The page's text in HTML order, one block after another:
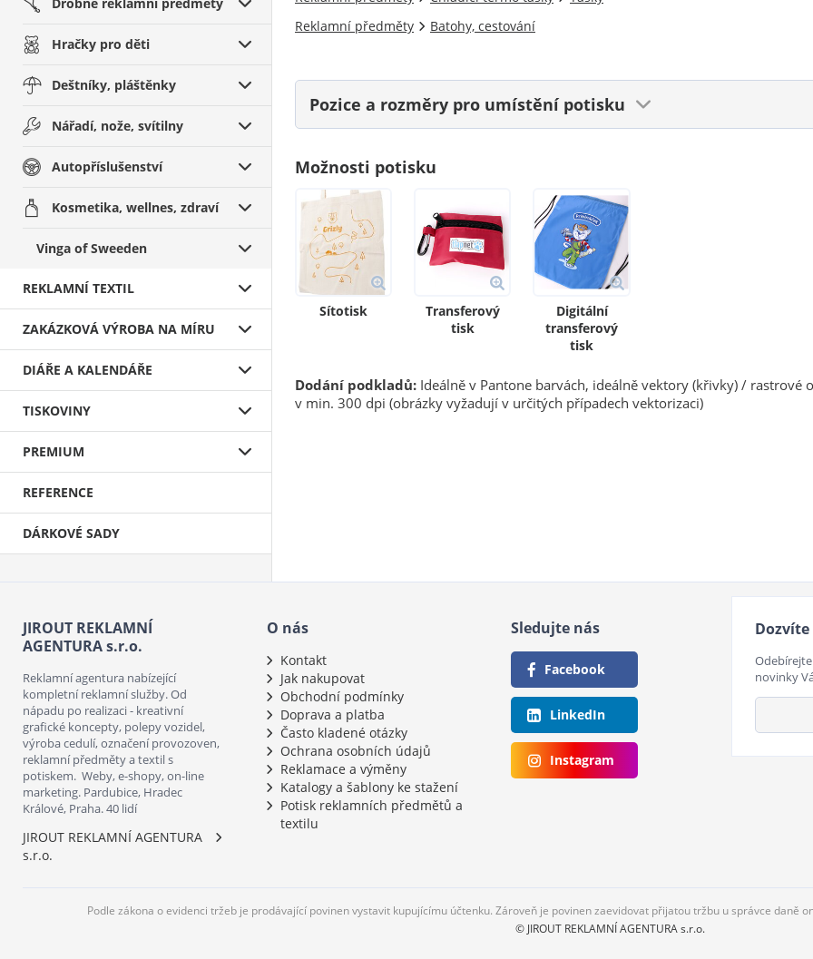
Hračky pro děti
Deštníky, pláštěnky
Nářadí, nože, svítilny
Autopříslušenství
Kosmetika, wellnes, zdraví
Vinga of Sweeden
REKLAMNÍ TEXTIL
ZAKÁZKOVÁ VÝROBA NA MÍRU
DIÁŘE A KALENDÁŘE
TISKOVINY
PREMIUM
REFERENCE
DÁRKOVÉ SADY
Reklamní předměty
Batohy, cestování
Pozice a rozměry pro umístění potisku
Možnosti potisku
Sítotisk
Transferový
tisk
Digitální
transferový
tisk
Dodání podkladů: Ideálně v Pantone barvách, ideálně vektory (křivky) / rastrové
v min. 300 dpi (obrázky vyžadují v určitých případech vektorizaci)
JIROUT REKLAMNÍ
AGENTURA s.r.o.
Reklamní agentura nabízející
kompletní reklamní služby. Od
nápadu po realizaci - kreativní
grafické koncepty, polepy vozidel,
výroba cedulí, označení provozoven,
reklamní předměty a textil s
potiskem. Weby, e-shopy, on-line
marketing. Pardubice, Hradec
Králové, Praha. 40 lidí
JIROUT REKLAMNÍ AGENTURA
s.r.o.
O nás
Kontakt
Jak nakupovat
Obchodní podmínky
Doprava a platba
Často kladené otázky
Ochrana osobních údajů
Reklamace a výměny
Katalogy a šablony ke stažení
Potisk reklamních předmětů a
textilu
Sledujte nás
Facebook
LinkedIn
Instagram
novinky
Podle zákona o evidenci tržeb je prodávající povinen vystavit kupujícímu účtenku. Zároveň je povinen zaevidovat přijatou tržbu u správce daně
© JIROUT REKLAMNÍ AGENTURA s.r.o.